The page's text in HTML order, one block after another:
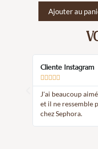
Ajouter au
Cliente Instagram
    
J'ai beaucoup
et il ne ressemble
chez Sephora.